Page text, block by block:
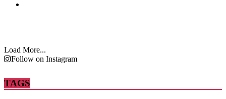
Load More...
Follow on Instagram
TAGS